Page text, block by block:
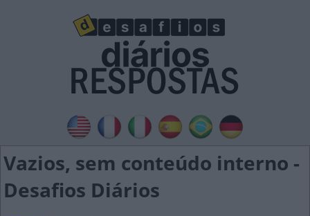
Vazios, sem conteúdo interno -
Desafios Diários